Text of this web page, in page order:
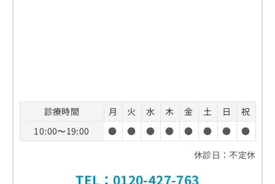
診療時間 月 火 水 木 金 土 日
祝
10:00〜19:00
● ● ● ● ● ● ●
●
休診日：不定休
TEL： 0120-427-763